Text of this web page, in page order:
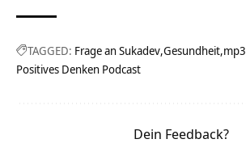
TAGGED: Frage an Sukadev Gesundheit mp3
Positives Denken Podcast
Dein Feedback?